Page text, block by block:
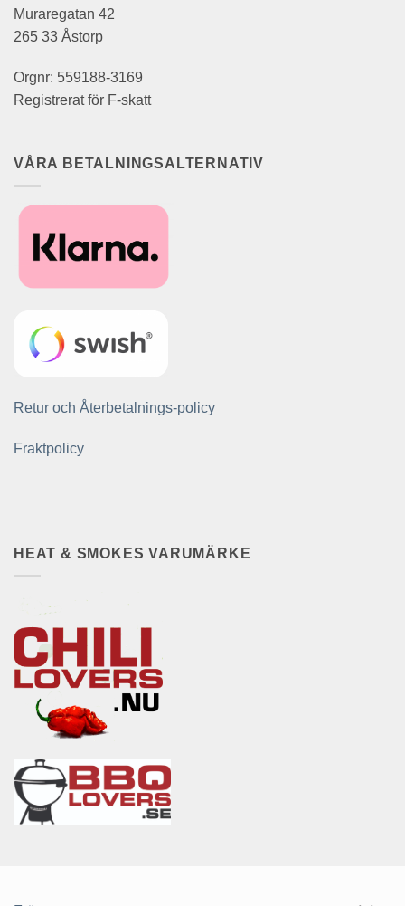
Muraregatan 42
265 33 Åstorp
Orgnr: 559188-3169
Registrerat för F-skatt
VÅRA BETALNINGSALTERNATIV
Retur och Återbetalnings-policy
Fraktpolicy
HEAT & SMOKES VARUMÄRKE